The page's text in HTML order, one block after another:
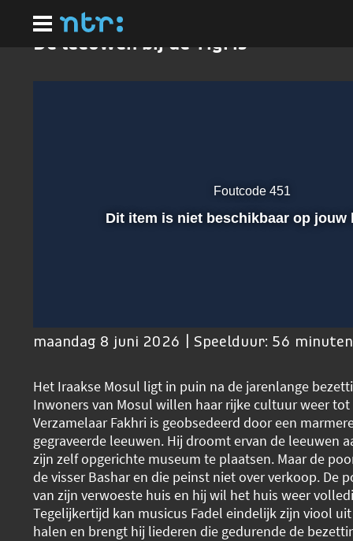
hoofdinhoud
De leeuwen bij de Tigris
Afspelen
Foutcode 451
Dit item is niet beschikbaar op jouw
maandag 8 juni 2026 | Speelduur: 56 minuten
Het Iraakse Mosul ligt in puin na de jarenlange
Inwoners van Mosul willen haar rijke cultuur weer tot
Verzamelaar Fakhri is geobsedeerd door een
gegraveerde leeuwen. Hij droomt ervan de leeuwen
zijn zelf opgerichte museum te plaatsen. Maar de
de visser Bashar en die peinst niet over verkoop. De
van zijn verwoeste huis en hij wil het huis weer
Tegelijkertijd kan musicus Fadel eindelijk zijn viool
halen en brengt hij liederen die gedurende de